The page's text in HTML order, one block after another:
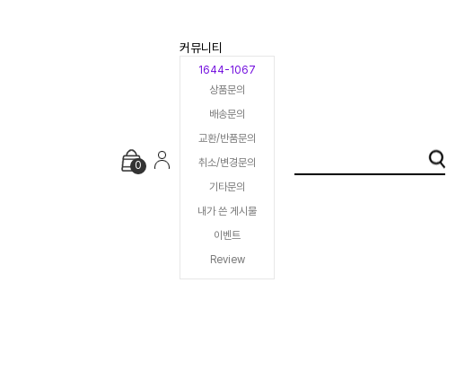
0
커뮤니티
1644-1067
상품문의
배송문의
교환/반품문의
취소/변경문의
기타문의
내가 쓴 게시물
이벤트
Review